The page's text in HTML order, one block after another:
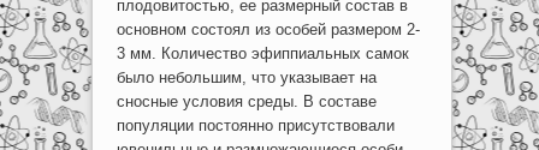
плодовитостью, ее размерный состав в
основном состоял из особей размером 2-
3 мм. Количество эфиппиальных самок
было небольшим, что указывает на
сносные условия среды. В составе
популяции постоянно присутствовали